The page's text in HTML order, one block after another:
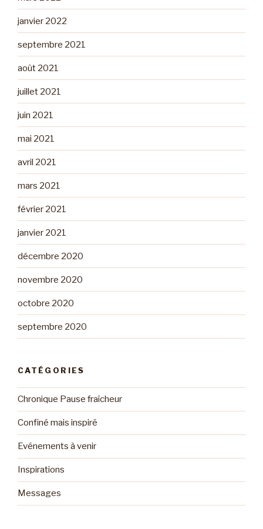
janvier 2022
septembre 2021
août 2021
juillet 2021
juin 2021
mai 2021
avril 2021
mars 2021
février 2021
janvier 2021
décembre 2020
novembre 2020
octobre 2020
septembre 2020
CATÉGORIES
Chronique Pause fraîcheur
Confiné mais inspiré
Evénements à venir
Inspirations
Messages